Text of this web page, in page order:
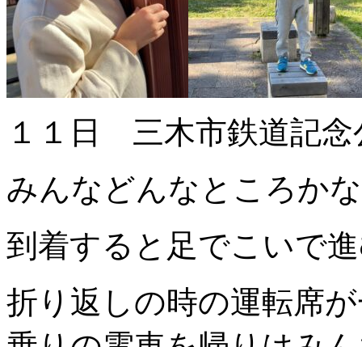
１１日 三木市鉄道記念
みんなどんなところか
到着すると足でこいで
折り返しの時の運転席